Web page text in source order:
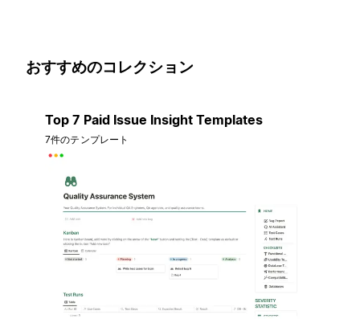
おすすめのコレクション
Top 7 Paid Issue Insight Templates
7件のテンプレート